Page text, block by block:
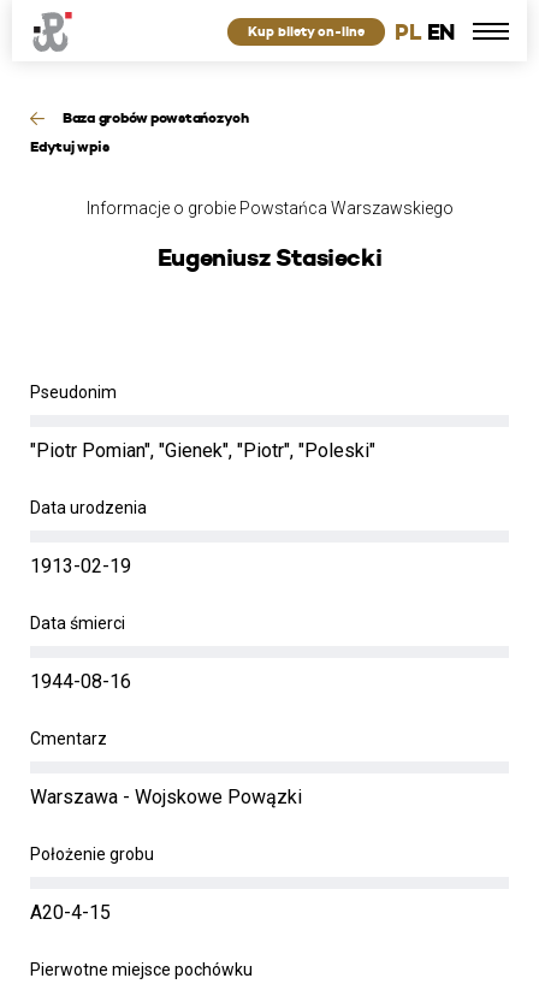
PL EN
Kup bilety on-line
Baza grobów powstańczych
Edytuj wpis
Informacje o grobie Powstańca Warszawskiego
Eugeniusz Stasiecki
Pseudonim
"Piotr Pomian", "Gienek", "Piotr", "Poleski"
Data urodzenia
1913-02-19
Data śmierci
1944-08-16
Cmentarz
Warszawa - Wojskowe Powązki
Położenie grobu
A20-4-15
Pierwotne miejsce pochówku